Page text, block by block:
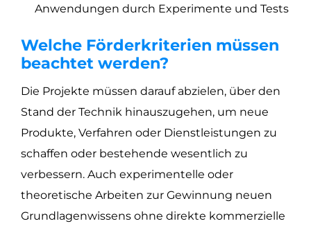
Anwendungen durch Experimente und Tests
Welche Förderkriterien müssen
beachtet werden?
Die Projekte müssen darauf abzielen, über den
Stand der Technik hinauszugehen, um neue
Produkte, Verfahren oder Dienstleistungen zu
schaffen oder bestehende wesentlich zu
verbessern. Auch experimentelle oder
theoretische Arbeiten zur Gewinnung neuen
Grundlagenwissens ohne direkte kommerzielle